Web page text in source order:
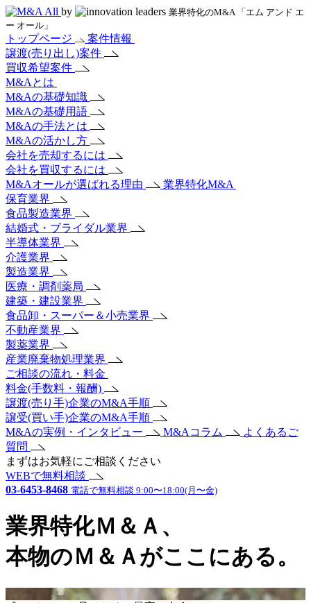
by
業界特化のM&A 「エム アンド エ
ー オール」
トップページ
案件情報
譲渡(売り出し)案件
買収希望案件
M&Aとは
M&Aの基礎知識
M&Aの基礎用語
M&Aの手法とは
M&Aの活かし方
会社を売却するには
会社を買収するには
M&Aオールが選ばれる理由
業界特化M&A
保育業界
食品製造業界
結婚式・ブライダル業界
半導体業界
介護業界
製造業界
医療・調剤薬局
建築・建設業界
食品卸・スーパー＆小売業界
不動産業界
製薬業界
産業廃棄物処理業界
ご相談の流れ・料金
料金(手数料・報酬)
譲渡(売り手)企業のM&A手順
譲受(買い手)企業のM&A手順
M&Aの実例・インタビュー
M&Aコラム
よくあるご
質問
まずはお気軽にご相談ください
WEBで無料相談
03-6453-8468 電話で無料相談 9:00〜18:00(月〜金)
業界特化Ｍ＆Ａ、
本物のＭ＆Ａがここにある。